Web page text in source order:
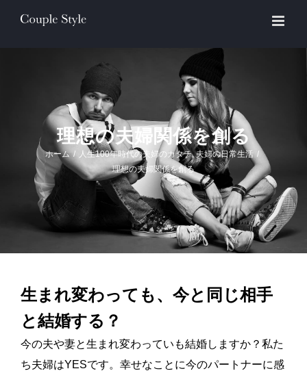
理想の夫婦関係を創る
ホーム / 人生100年時代の夫婦のカタチ,夫婦の日常生活 /
理想の夫婦関係を創る
生まれ変わっても、今と同じ相手
と結婚する？
今の夫や妻と生まれ変わっていも結婚しますか？私た
ち夫婦はYESです。幸せなことに今のパートナーに感